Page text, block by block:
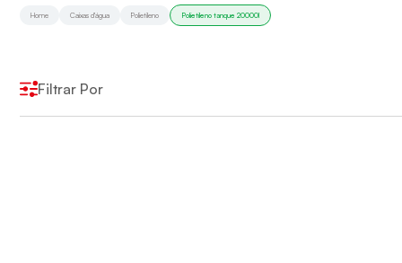
Home Caixas d'água Polietileno Polietileno tanque 20000l
Filtrar Por